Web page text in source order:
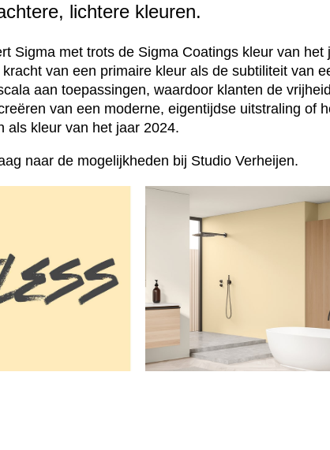
lichtere kleuren.
Sigma met trots de Sigma Coatings kleur van het
van een primaire kleur als de subtiliteit van
aan toepassingen, waardoor klanten de
van een moderne, eigentijdse uitstraling of
als kleur van het jaar 2024.
naar de mogelijkheden bij Studio Verheijen.